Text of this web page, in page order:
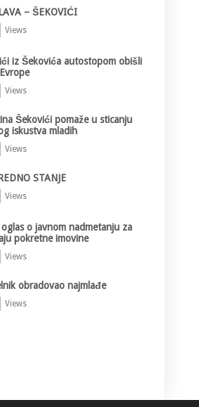
– ŠEKOVIĆI
Views
iz Šekovića autostopom obišli
Views
Šekovići pomaže u sticanju
iskustva mladih
Views
STANJE
Views
oglas o javnom nadmetanju za
pokretne imovine
Views
obradovao najmlađe
Views